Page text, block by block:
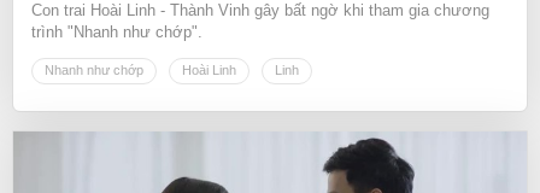
Con trai Hoài Linh - Thành Vinh gây bất ngờ khi tham gia chương
trình "Nhanh như chớp".
Nhanh như chớp Hoài Linh Linh